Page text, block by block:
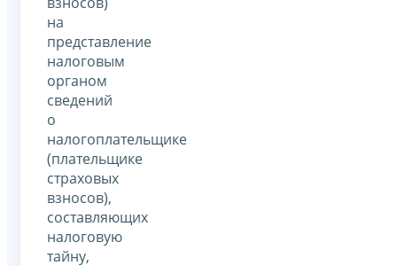
на
представление
налоговым
органом
сведений
о
налогоплательщике
(плательщике
страховых
взносов),
составляющих
налоговую
тайну,